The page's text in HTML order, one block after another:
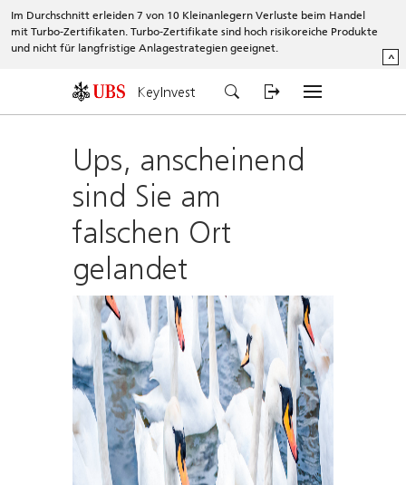
Im Durchschnitt erleiden 7 von 10 Kleinanlegern Verluste beim Handel
mit Turbo-Zertifikaten. Turbo-Zertifikate sind hoch risikoreiche Produkte
und nicht für langfristige Anlagestrategien geeignet.
^
KeyInvest
Ups, anscheinend
sind Sie am
falschen Ort
gelandet